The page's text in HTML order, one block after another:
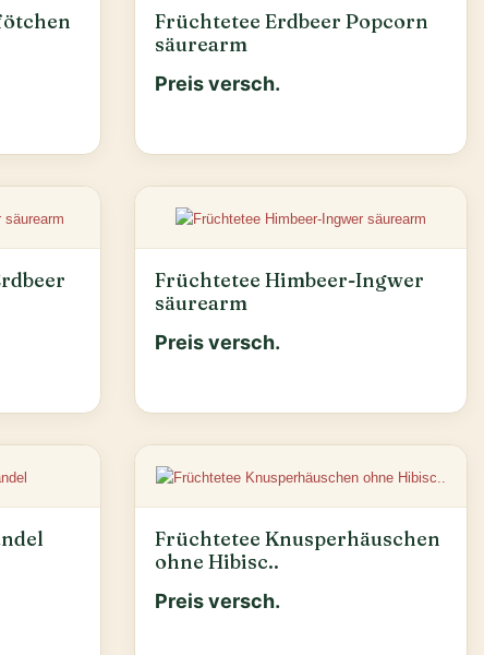
Früchtetee Erdbeer Popcorn
säurearm
Preis versch.
Früchtetee Himbeer-Ingwer
säurearm
Preis versch.
Früchtetee Knusperhäuschen
ohne Hibisc..
Preis versch.